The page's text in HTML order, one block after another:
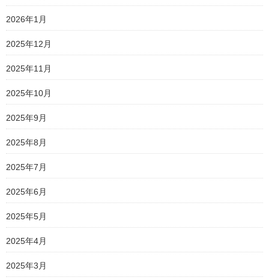
2026年1月
2025年12月
2025年11月
2025年10月
2025年9月
2025年8月
2025年7月
2025年6月
2025年5月
2025年4月
2025年3月